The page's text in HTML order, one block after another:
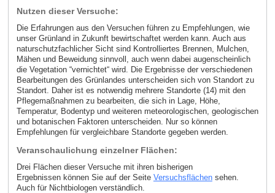
Nutzen dieser Versuche:
Die Erfahrungen aus den Versuchen führen zu Empfehlungen, wie
unser Grünland in Zukunft bewirtschaftet werden kann. Auch aus
naturschutzfachlicher Sicht sind Kontrolliertes Brennen, Mulchen,
Mähen und Beweidung sinnvoll, auch wenn dabei augenscheinlich
die Vegetation “vernichtet“ wird. Die Ergebnisse der verschiedenen
Bearbeitungen des Grünlandes unterscheiden sich von Standort zu
Standort. Daher ist es notwendig mehrere Standorte (14) mit den
Pflegemaßnahmen zu bearbeiten, die sich in Lage, Höhe,
Temperatur, Bodentyp und weiteren meteorologischen, geologischen
und botanischen Faktoren unterscheiden. Nur so können
Empfehlungen für vergleichbare Standorte gegeben werden.
Veranschaulichung einzelner Flächen:
Drei Flächen dieser Versuche mit ihren bisherigen
Ergebnissen können Sie auf der Seite Versuchsflächensehen.
Auch für Nichtbiologen verständlich.